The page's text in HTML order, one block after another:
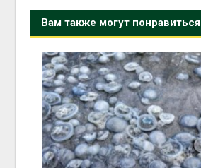
Вам также могут понравиться